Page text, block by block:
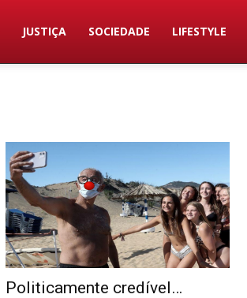
JUSTIÇA SOCIEDADE LIFESTYLE
Politicamente credível…